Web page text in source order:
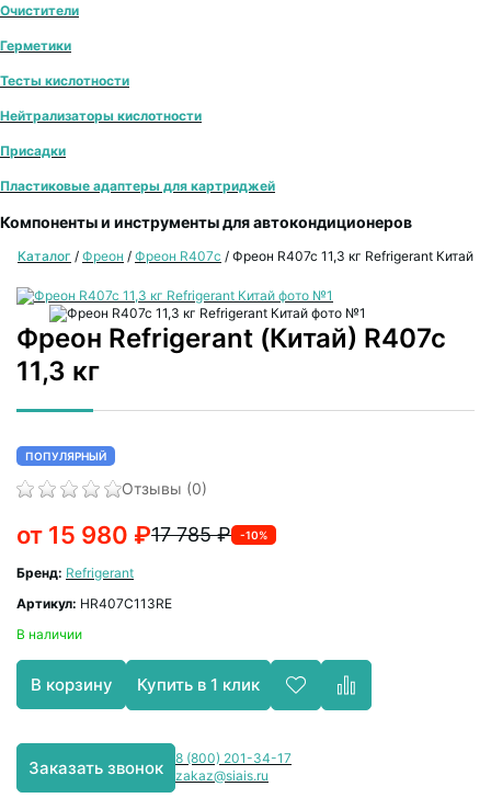
Очистители
Герметики
Тесты кислотности
Нейтрализаторы кислотности
Присадки
Пластиковые адаптеры для картриджей
Компоненты и инструменты для автокондиционеров
Каталог / Фреон / Фреон R407с / Фреон R407c 11,3 кг Refrigerant Китай
Фреон Refrigerant (Китай) R407c
11,3 кг
ПОПУЛЯРНЫЙ
Отзывы (0)
17 785 ₽
от 15 980 ₽ -10%
Бренд: Refrigerant
Артикул: HR407C113RE
В наличии
В корзину Купить в 1 клик
Заказать звонок
8 (800) 201-34-17
zakaz@siais.ru